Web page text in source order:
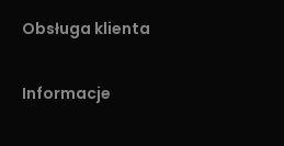
Obsługa klienta
Informacje